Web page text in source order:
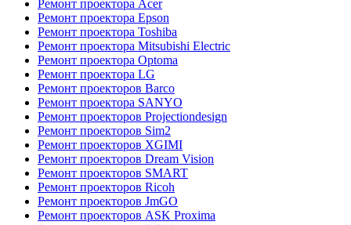
Ремонт проектора Acer
Ремонт проектора Epson
Ремонт проектора Toshiba
Ремонт проектора Mitsubishi Electric
Ремонт проектора Optoma
Ремонт проектора LG
Ремонт проекторов Barco
Ремонт проектора SANYO
Ремонт проекторов Projectiondesign
Ремонт проекторов Sim2
Ремонт проекторов XGIMI
Ремонт проекторов Dream Vision
Ремонт проекторов SMART
Ремонт проекторов Ricoh
Ремонт проекторов JmGO
Ремонт проекторов ASK Proxima